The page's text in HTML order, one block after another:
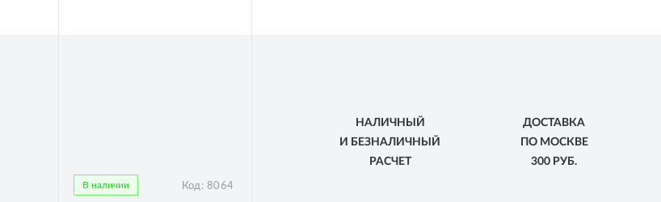
В наличии Код: 8064
НАЛИЧНЫЙ
И БЕЗНАЛИЧНЫЙ
РАСЧЕТ
ДОСТАВКА
ПО МОСКВЕ
300 РУБ.